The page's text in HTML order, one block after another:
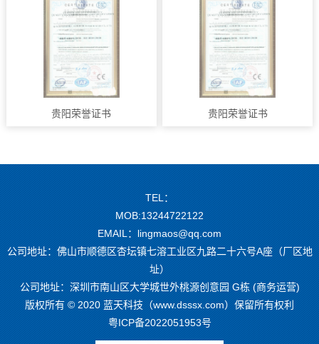
贵阳荣誉证书 贵阳荣誉证书
TEL：
MOB:13244722122
EMAIL：lingmaos@qq.com
公司地址：佛山市顺德区杏坛镇七溶工业区九路二十六号A座（厂区地
址）
公司地址：深圳市南山区大学城世外桃源创意园 G栋 (商务运营)
版权所有 © 2020 蓝天科技（www.dsssx.com）保留所有权利
粤ICP备2022051953号